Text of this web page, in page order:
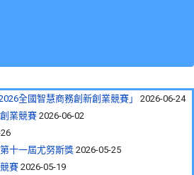
全國智慧商務創新創業競賽」
2026-06-24
業競賽 2026-06-02
十一屆尤努斯獎 2026-05-25
賽 2026-05-19